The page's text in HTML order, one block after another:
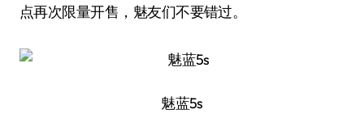
点再次限量开售，魅友们不要错过。
魅蓝5s